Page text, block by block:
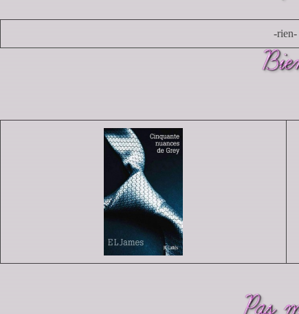
-rien-